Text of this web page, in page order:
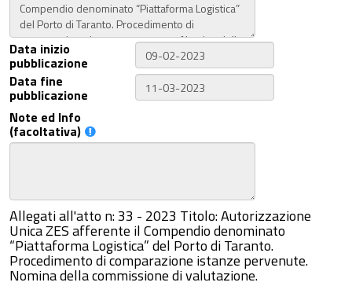
Data inizio
pubblicazione
Data fine
pubblicazione
Note ed Info
(facoltativa)
Allegati all'atto n: 33 - 2023 Titolo: Autorizzazione
Unica ZES afferente il Compendio denominato
“Piattaforma Logistica” del Porto di Taranto.
Procedimento di comparazione istanze pervenute.
Nomina della commissione di valutazione.